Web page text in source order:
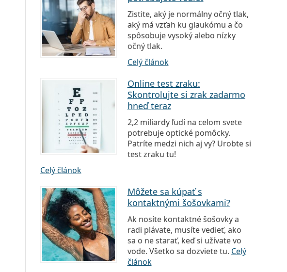
Zistite, aký je normálny očný tlak,
aký má vzťah ku glaukómu a čo
spôsobuje vysoký alebo nízky
očný tlak.
Celý článok
Online test zraku:
Skontrolujte si zrak zadarmo
hneď teraz
2,2 miliardy ľudí na celom svete
potrebuje optické pomôcky.
Patríte medzi nich aj vy? Urobte si
test zraku tu!
Celý článok
Môžete sa kúpať s
kontaktnými šošovkami?
Ak nosíte kontaktné šošovky a
radi plávate, musíte vedieť, ako
sa o ne starať, keď si užívate vo
vode. Všetko sa dozviete tu. Celý
článok